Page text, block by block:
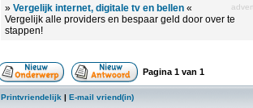
» Vergelijk internet, digitale tv en bellen «
Vergelijk alle providers en bespaar geld door over te
stappen!
Pagina 1 van 1
Printvriendelijk | E-mail vriend(in)